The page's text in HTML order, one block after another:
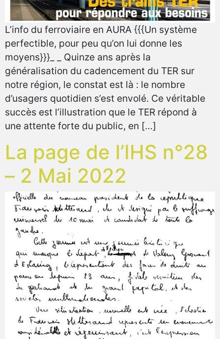
L’info du ferroviaire en AURA {{{Un système
perfectible, pour peu qu’on lui donne les
moyens}}}_ _ Quinze ans après la
généralisation du cadencement du TER sur
notre région, le constat est là : le nombre
d’usagers quotidien s’est envolé. Ce véritable
succès est l’illustration que le TER répond à
une attente forte du public, en […]
La page de l’IHS n°28
– 2 Mai 2022